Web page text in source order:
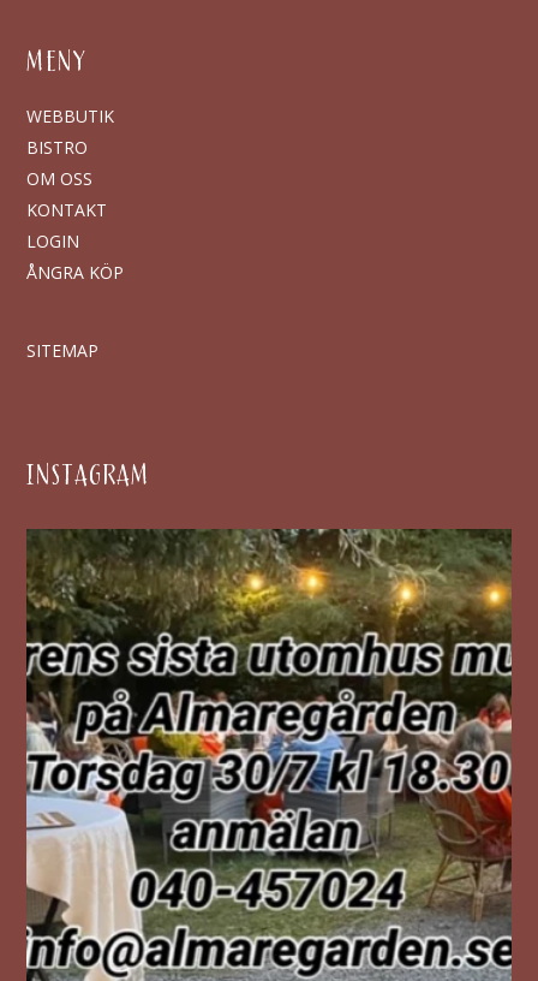
MENY
WEBBUTIK
BISTRO
OM OSS
KONTAKT
LOGIN
ÅNGRA KÖP
SITEMAP
INSTAGRAM